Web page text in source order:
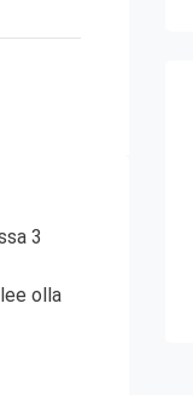
3
olla